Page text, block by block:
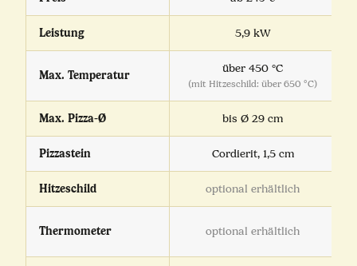
Leistung 5,9 kW
Max. Temperatur
über 450 °C
(mit Hitzeschild: über 650 °C)
Max. Pizza-Ø bis Ø 29 cm
Pizzastein Cordierit, 1,5 cm
Hitzeschild optional erhältlich
Thermometer optional erhältlich